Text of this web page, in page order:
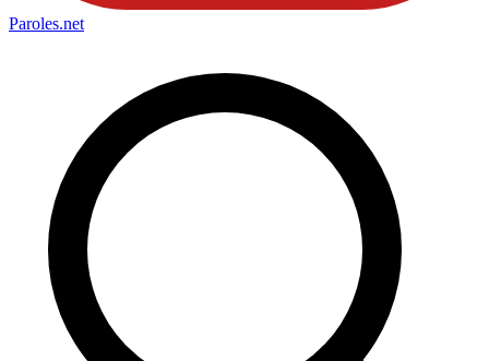
Paroles.net